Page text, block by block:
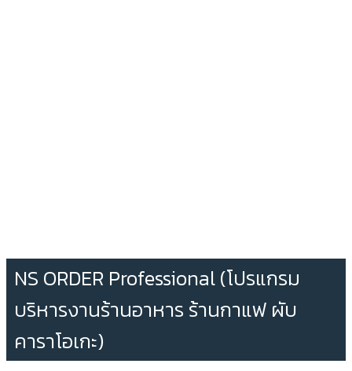
NS ORDER Professional (โปรแกรม
บริหารงานร้านอาหาร ร้านกาแฟ ผับ
คาราโอเกะ)